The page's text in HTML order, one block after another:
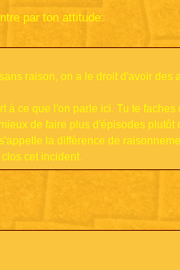
par ton attitude:
raison, on a le droit d'avoir
à ce que l'on parle ici. Tu te
de faire plus d'épisodes
la différence de
cet incident.